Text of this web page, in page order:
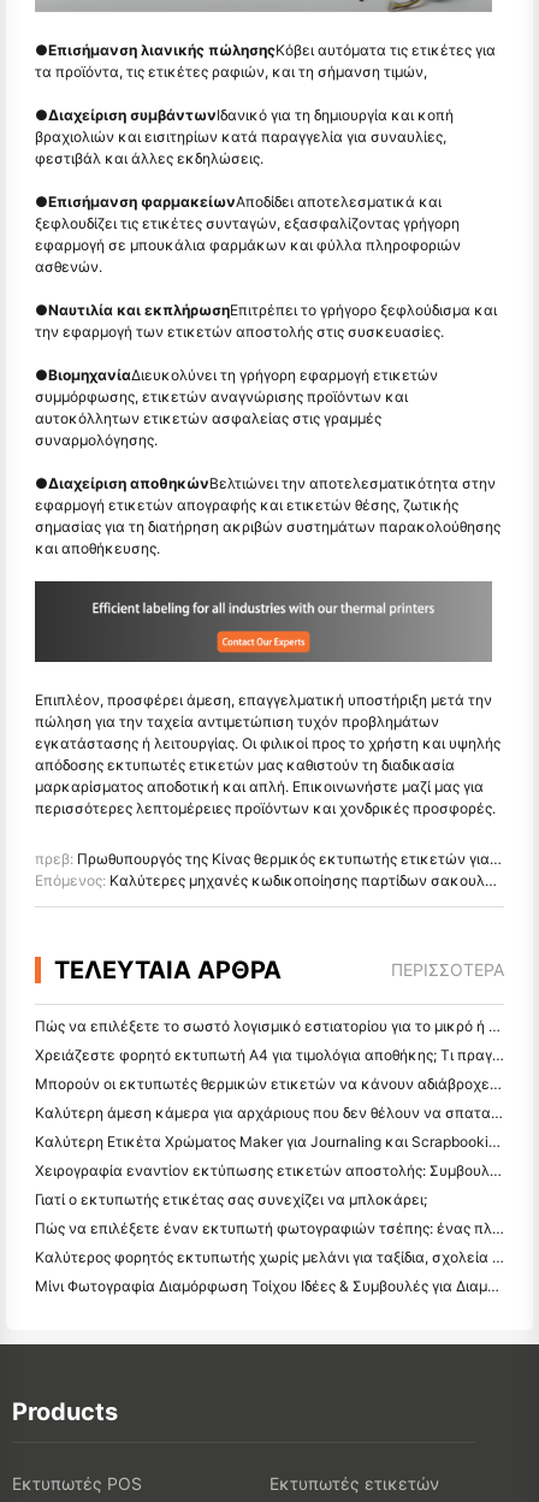
●Επισήμανση λιανικής πώλησηςΚόβει αυτόματα τις ετικέτες για
τα προϊόντα, τις ετικέτες ραφιών, και τη σήμανση τιμών,
●Διαχείριση συμβάντωνΙδανικό για τη δημιουργία και κοπή
βραχιολιών και εισιτηρίων κατά παραγγελία για συναυλίες,
φεστιβάλ και άλλες εκδηλώσεις.
●Επισήμανση φαρμακείωνΑποδίδει αποτελεσματικά και
ξεφλουδίζει τις ετικέτες συνταγών, εξασφαλίζοντας γρήγορη
εφαρμογή σε μπουκάλια φαρμάκων και φύλλα πληροφοριών
ασθενών.
●Ναυτιλία και εκπλήρωσηΕπιτρέπει το γρήγορο ξεφλούδισμα και
την εφαρμογή των ετικετών αποστολής στις συσκευασίες.
●ΒιομηχανίαΔιευκολύνει τη γρήγορη εφαρμογή ετικετών
συμμόρφωσης, ετικετών αναγνώρισης προϊόντων και
αυτοκόλλητων ετικετών ασφαλείας στις γραμμές
συναρμολόγησης.
●Διαχείριση αποθηκώνΒελτιώνει την αποτελεσματικότητα στην
εφαρμογή ετικετών απογραφής και ετικετών θέσης, ζωτικής
σημασίας για τη διατήρηση ακριβών συστημάτων παρακολούθησης
και αποθήκευσης.
Επιπλέον, προσφέρει άμεση, επαγγελματική υποστήριξη μετά την
πώληση για την ταχεία αντιμετώπιση τυχόν προβλημάτων
εγκατάστασης ή λειτουργίας. Οι φιλικοί προς το χρήστη και υψηλής
απόδοσης εκτυπωτές ετικετών μας καθιστούν τη διαδικασία
μαρκαρίσματος αποδοτική και απλή. Επικοινωνήστε μαζί μας για
περισσότερες λεπτομέρειες προϊόντων και χονδρικές προσφορές.
πρεβ: Πρωθυπουργός της Κίνας θερμικός εκτυπωτής ετικετών για τις παγκόσμιες βιομηχανίες
Επόμενος: Καλύτερες μηχανές κωδικοποίησης παρτίδων σακουλών για τις γραμμές παραγωγής καραμελών
ΤΕΛΕΥΤΑΙΑ ΑΡΘΡΑ ΠΕΡΙΣΣΌΤΕΡΑ
Πώς να επιλέξετε το σωστό λογισμικό εστιατορίου για το μικρό ή μεσαίο σας εστιατόριο
Χρειάζεστε φορητό εκτυπωτή A4 για τιμολόγια αποθήκης; Τι πραγματικά λειτουργεί
Μπορούν οι εκτυπωτές θερμικών ετικετών να κάνουν αδιάβροχες ετικέτες για προϊόντα μικρών επιχειρήσεων;
Καλύτερη άμεση κάμερα για αρχάριους που δεν θέλουν να σπαταλήσουν χαρτί
Καλύτερη Ετικέτα Χρώματος Maker για Journaling και Scrapbooking: Προσθέστε Περισσότερο Χρώμα σε Κάθε Σελίδα
Χειρογραφία εναντίον εκτύπωσης ετικετών αποστολής: Συμβουλές για τις μικρές επιχειρήσεις το 2026
Γιατί ο εκτυπωτής ετικέτας σας συνεχίζει να μπλοκάρει;
Πώς να επιλέξετε έναν εκτυπωτή φωτογραφιών τσέπης: ένας πλήρης οδηγός για τους χρήστες ημερολογίου, ταξιδιών και iPhone
Καλύτερος φορητός εκτυπωτής χωρίς μελάνι για ταξίδια, σχολεία και κινητή εργασία: Hanin MT620 Pro Review
Μίνι Φωτογραφία Διαμόρφωση Τοίχου Ιδέες & Συμβουλές για Διαμόρφωση Υπνοδωματίου και Κοιτώνα
Products
Εκτυπωτές POS
Εκτυπωτές ετικετών